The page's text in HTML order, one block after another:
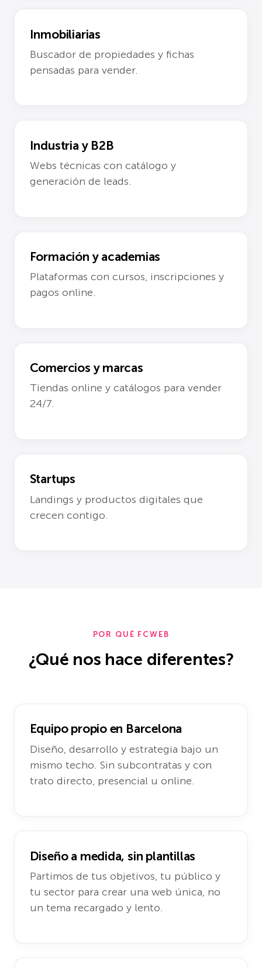
Inmobiliarias
Buscador de propiedades y fichas
pensadas para vender.
Industria y B2B
Webs técnicas con catálogo y
generación de leads.
Formación y academias
Plataformas con cursos, inscripciones y
pagos online.
Comercios y marcas
Tiendas online y catálogos para vender
24/7.
Startups
Landings y productos digitales que
crecen contigo.
POR QUÉ FCWEB
¿Qué nos hace diferentes?
Equipo propio en Barcelona
Diseño, desarrollo y estrategia bajo un
mismo techo. Sin subcontratas y con
trato directo, presencial u online.
Diseño a medida, sin plantillas
Partimos de tus objetivos, tu público y
tu sector para crear una web única, no
un tema recargado y lento.